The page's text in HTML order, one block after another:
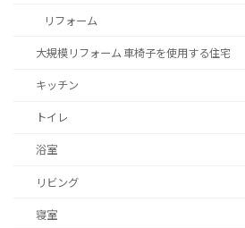
リフォーム
大規模リフォーム 車椅子を使用する住宅
キッチン
トイレ
浴室
リビング
寝室